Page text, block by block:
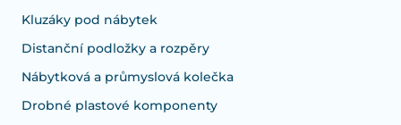
Kluzáky pod nábytek
Distanční podložky a rozpěry
Nábytková a průmyslová kolečka
Drobné plastové komponenty